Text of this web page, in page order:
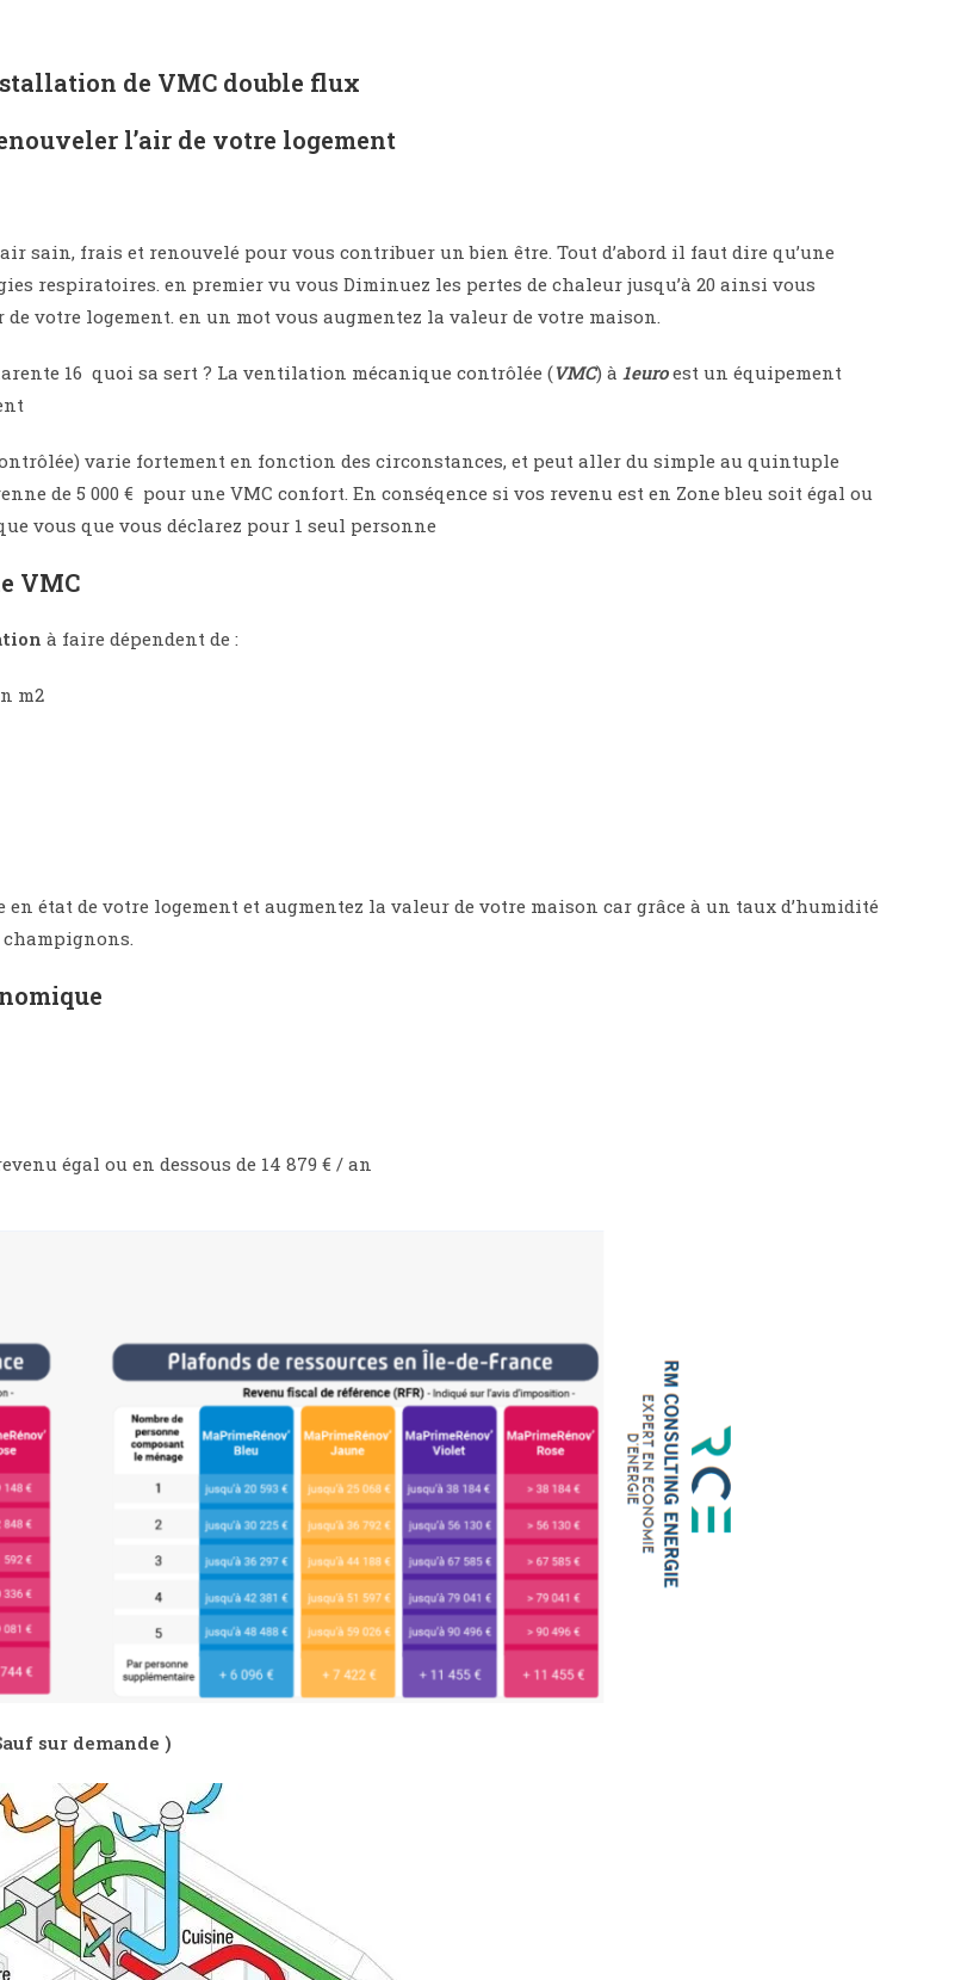
de VMC double flux
l’air de votre logement
sain, frais et renouvelé pour vous contribuer un bien être. Tout d’abord il faut dire qu’une
respiratoires. en premier vu vous Diminuez les pertes de chaleur jusqu’à 20 ainsi vous
votre logement. en un mot vous augmentez la valeur de votre maison.
16 quoi sa sert ? La ventilation mécanique contrôlée (VMC) à 1euroest un équipement
varie fortement en fonction des circonstances, et peut aller du simple au quintuple
de 5 000 € pour une VMC confort. En conséqence si vos revenu est en Zone bleu soit égal ou
vous que vous déclarez pour 1 seul personne
VMC
à faire dépendent de :
m2
état de votre logement et augmentez la valeur de votre maison car grâce à un taux d’humidité
égal ou en dessous de 14 879 € / an
sur demande )